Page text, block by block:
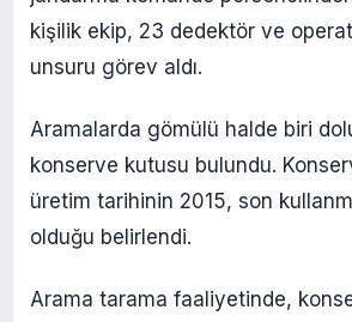
kişilik ekip, 23 dedektör ve
unsuru görev aldı.
Aramalarda gömülü halde biri
konserve kutusu bulundu.
üretim tarihinin 2015, son
olduğu belirlendi.
Arama tarama faaliyetinde,